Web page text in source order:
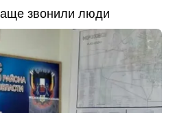
звонили люди